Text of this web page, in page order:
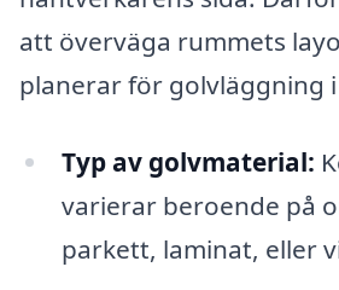
att överväga rummets
planerar för golvläggning
Typ av golvmaterial:
varierar beroende på
parkett, laminat, eller